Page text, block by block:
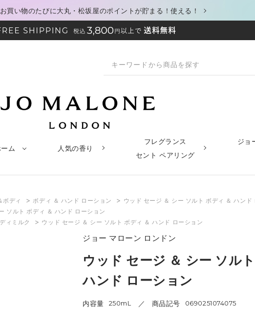
買い物のたびに大丸・松坂屋のポイントが貯まる！使える！
ム 人気の香り
フレグランス
セント ペアリング
ジョ
ボディ > ボディ ＆ ハンド ローション > ウッド セージ ＆ シー ソルト ボディ ＆ ハンド
ソルト ボディ ＆ ハンド ローション
ィミルク > ウッド セージ ＆ シー ソルト ボディ ＆ ハンド ローション
ジョー マローン ロンドン
ウッド セージ ＆ シー ソル
ハンド ローション
内容量 250mL 商品記号 0690251074075